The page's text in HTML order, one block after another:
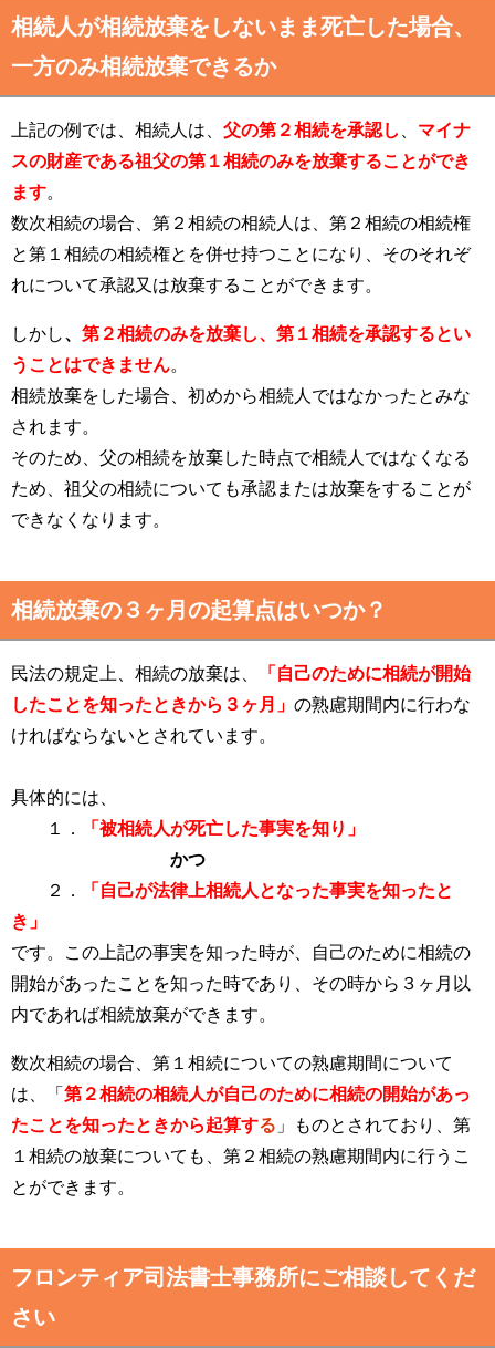
相続人が相続放棄をしないまま死亡した場合、
一方のみ相続放棄できるか
上記の例では、相続人は、 父の第２相続を承認し
マイナ
スの財産である祖父の第１相続のみを放棄することができ
ます。
数次相続の場合、第２相続の相続人は、第２相続の相続権
と第１相続の相続権とを併せ持つことになり、そのそれぞ
れについて承認又は放棄することができます。
しかし、 第２相続のみを放棄し、第１相続を承認するとい
うことはできません。
相続放棄をした場合、初めから相続人ではなかったとみな
されます。
そのため、父の相続を放棄した時点で相続人ではなくなる
ため、祖父の相続についても承認または放棄をすることが
できなくなります。
相続放棄の３ヶ月の起算点はいつか？
民法の規定上、相続の放棄は、
「自己のために相続が開始
したことを知ったときから３ヶ月」 の熟慮期間内に行わな
ければならないとされています。
具体的には、
１．
「被相続人が死亡した事実を知り」
かつ
２．
「自己が法律上相続人となった事実を知ったと
き」
です。この上記の事実を知った時が、自己のために相続の
開始があったことを知った時であり、その時から３ヶ月以
内であれば相続放棄ができます。
数次相続の場合、第１相続についての熟慮期間について
は、「 第２相続の相続人が自己のために相続の開始があっ
たことを知ったときから起算する 」ものとされており、第
１相続の放棄についても、第２相続の熟慮期間内に行うこ
とができます。
フロンティア司法書士事務所にご相談してくだ
さい